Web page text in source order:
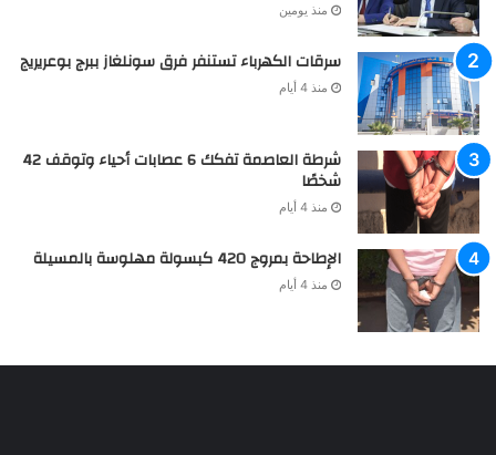
منذ يومين
سرقات الكهرباء تستنفر فرق سونلغاز ببرج بوعريريج
منذ 4 أيام
شرطة العاصمة تفكك 6 عصابات أحياء وتوقف 42
شخصًا
منذ 4 أيام
الإطاحة بمروج 420 كبسولة مهلوسة بالمسيلة
منذ 4 أيام